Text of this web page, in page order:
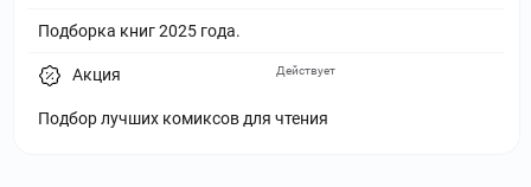
Подборка книг 2025 года.
Акция
Подбор лучших комиксов для чтения
Действует